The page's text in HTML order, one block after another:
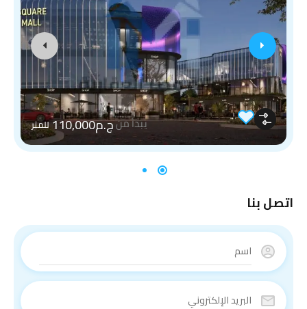
يبدأ منج.م110,000 للمتر
اتصل بنا